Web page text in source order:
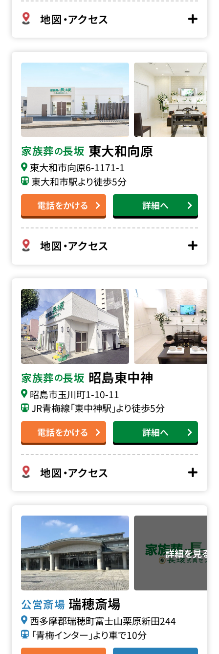
地図・アクセス
家族葬の長坂 東大和向原
東大和市向原6-1171-1
東大和市駅より徒歩5分
電話をかける 詳細へ
地図・アクセス
家族葬の長坂 昭島東中神
昭島市玉川町1-10-11
JR青梅線「東中神駅」より徒歩5分
電話をかける 詳細へ
地図・アクセス
公営斎場 瑞穂斎場
西多摩郡瑞穂町富士山栗原新田244
「青梅インター」より車で10分
瑞穂斎場の詳細へ